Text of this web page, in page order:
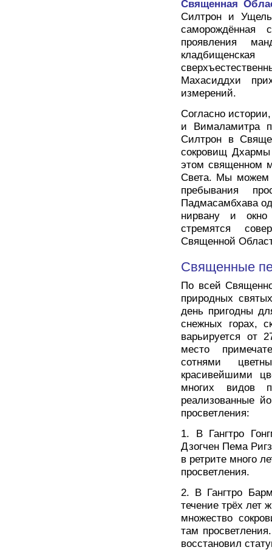
Священная
Силтрон и
саморождённая
проявления
Махасиддхи
измерений.
Согласно
и Вималамитра
Силтрон в
сокровищ Дхармы
этом священном
Света. Мы можем
пребывания
Падмасамбхава
нирвану и
стремятся
Священной
Священные
По всей
природных
день пригодны
снежных горах,
варьируется от
место
сотнями
красивейшими
многих видов
реализованные
просветления:
1. В Гангтро
Дзогчен Пема
в ретрите много
просветления.
2. В Гангтро
течение трёх лет
множество
там
восстановил